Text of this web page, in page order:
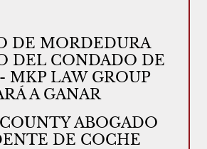
DE MORDEDURA
DEL CONDADO DE
MKP LAW GROUP
A GANAR
ABOGADO
DE COCHE